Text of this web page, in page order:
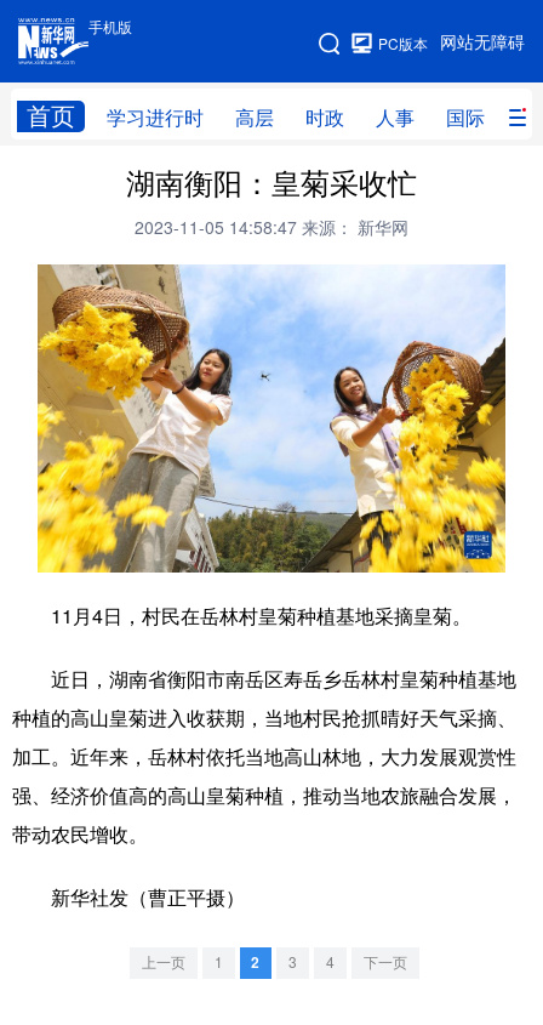
手机版
网站无障碍
PC版本
首页 学习进行时 高层 时政 人事 国际 财
手机版
网站地图
高层 时政
财经 网评
台湾 思客智库
科技 科创 体育
文化 书画 健康 军事
访谈 视频 图片 政务
法律 中央文件 金融 汽车
食品 人居 信息化 数字经济
彩票 娱乐 时尚 悦读
文化产业
地方频道
湖南衡阳：皇菊采收忙
2023-11-05 14:58:47 来源： 新华网
11月4日，村民在岳林村皇菊种植基地采摘皇菊。
近日，湖南省衡阳市南岳区寿岳乡岳林村皇菊种植基地
种植的高山皇菊进入收获期，当地村民抢抓晴好天气采摘、
加工。近年来，岳林村依托当地高山林地，大力发展观赏性
强、经济价值高的高山皇菊种植，推动当地农旅融合发展，
带动农民增收。
新华社发（曹正平摄）
上一页 1 2 3 4 下一页